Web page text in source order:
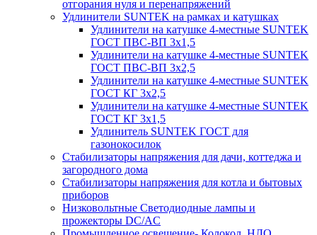
отгорания нуля и перенапряжений
Удлинители SUNTEK на рамках и катушках
Удлинители на катушке 4-местные SUNTEK
ГОСТ ПВС-ВП 3х1,5
Удлинители на катушке 4-местные SUNTEK
ГОСТ ПВС-ВП 3х2,5
Удлинители на катушке 4-местные SUNTEK
ГОСТ КГ 3х2,5
Удлинители на катушке 4-местные SUNTEK
ГОСТ КГ 3х1,5
Удлинитель SUNTEK ГОСТ для
газонокосилок
Стабилизаторы напряжения для дачи, коттеджа и
загородного дома
Стабилизаторы напряжения для котла и бытовых
приборов
Низковольтные Светодиодные лампы и
прожекторы DC/AC